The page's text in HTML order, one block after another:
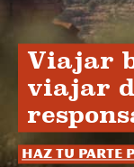
Viajar
viajar
Haz tu parte